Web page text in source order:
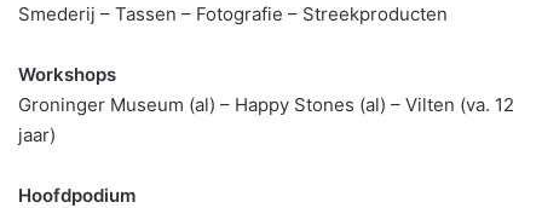
Smederij – Tassen – Fotografie – Streekproducten
Workshops
Groninger Museum (al) – Happy Stones (al) – Vilten (va. 12
jaar)
Hoofdpodium